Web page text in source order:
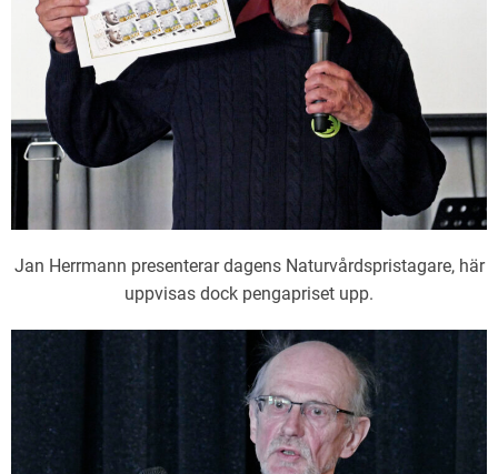
Jan Herrmann presenterar dagens Naturvårdspristagare, här
uppvisas dock pengapriset upp.